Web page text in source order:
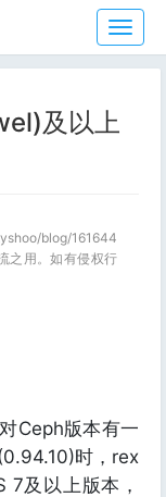
技
术
指
及以上
blog/161644
之用。如有侵权行
Ceph版本有一
时，rex
7及以上版本，